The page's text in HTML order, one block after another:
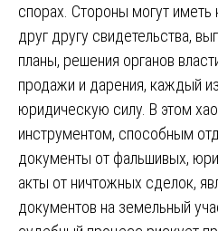
спорах. Стороны могут
друг другу свидетельства,
планы, решения органов
продажи и дарения, каждый
юридическую силу. В этом
инструментом, способным
документы от фальшивых,
акты от ничтожных сделок,
документов на земельный